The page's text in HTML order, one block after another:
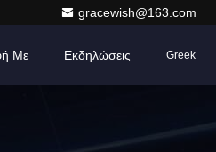
gracewish@163.com
Με Εκδηλώσεις Greek